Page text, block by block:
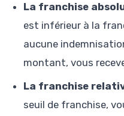
La franchise
est inférieur à la
aucune
montant, vous
La franchise
seuil de franchise,